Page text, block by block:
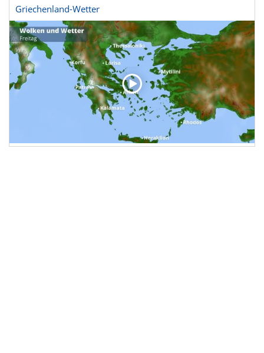
Griechenland-Wetter